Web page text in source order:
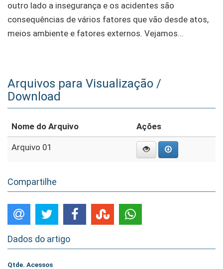
outro lado a insegurança e os acidentes são
consequências de vários fatores que vão desde atos,
meios ambiente e fatores externos. Vejamos...
Arquivos para Visualização /
Download
Nome do Arquivo Ações
Arquivo 01
Compartilhe
Dados do artigo
Qtde. Acessos